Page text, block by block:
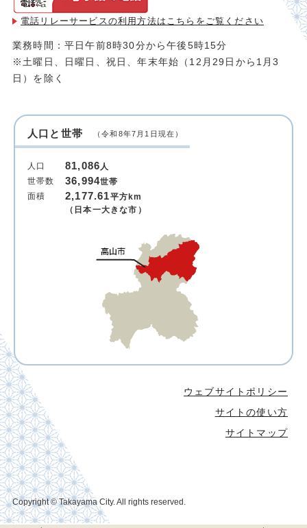
電話リレーサービスの利用方法は こちらをご覧ください
業務時間：平日午前8時30分から午後5時15分
※土曜日、日曜日、祝日、年末年始（12月29日から1月3
日）を除く
人口と世帯 （令和8年7月1日現在）
人口 81,086人
世帯数
36,994世帯
面積
2,177.61平方km
（日本一大きな市）
ウェブサイトポリシー
サイトの使い方
サイトマップ
Copyright © Takayama City. All rights reserved.